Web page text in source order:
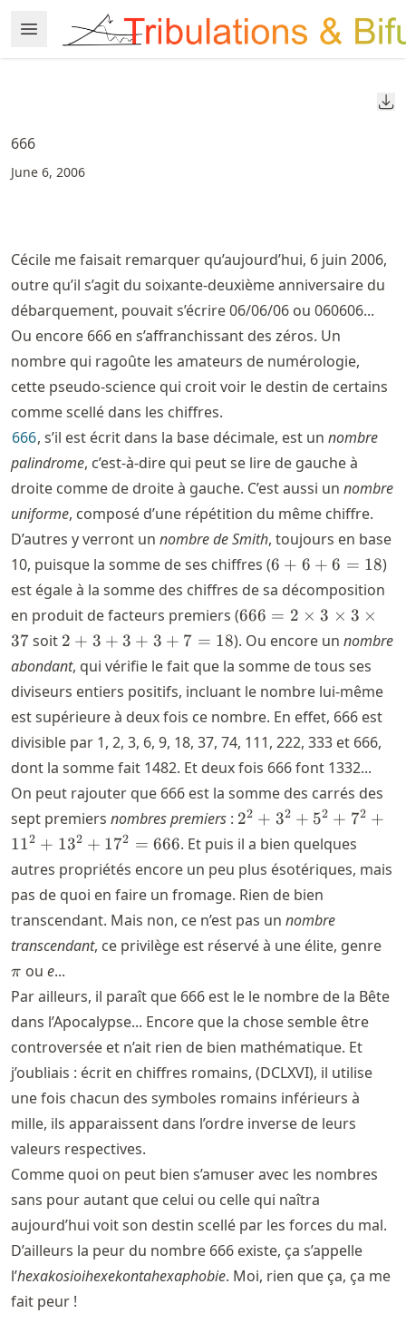
to
article
to
content
Open Menu
Made with MyST
666
June 6, 2006
Cécile me faisait remarquer qu’aujourd’hui, 6 juin 2006,
outre qu’il s’agit du soixante-deuxième anniversaire du
débarquement, pouvait s’écrire 06/06/06 ou 060606...
Ou encore 666 en s’affranchissant des zéros. Un
nombre qui ragoûte les amateurs de numérologie,
cette pseudo-science qui croit voir le destin de certains
comme scellé dans les chiffres.
666, s’il est écrit dans la base décimale, est un nombre
palindrome, c’est-à-dire qui peut se lire de gauche à
droite comme de droite à gauche. C’est aussi un nombre
uniforme, composé d’une répétition du même chiffre.
D’autres y verront un nombre de Smith, toujours en base
10, puisque la somme de ses chiffres (6+6+6
= 18
6 + 6 + 6 = 18)
est égale à la somme des chiffres de sa décomposition
en produit de facteurs premiers (666 =
2
3
\times
3
\times
37
666 = 2 × 3 × 3 ×
37soit 2+3+3+3+7
= 18
2 + 3 + 3 + 3 + 7 = 18). Ou encore unnombre
abondant, qui vérifie le fait que la somme de tous ses
diviseurs entiers positifs, incluant le nombre lui-même
est supérieure à deux fois ce nombre. En effet, 666 est
divisible par 1, 2, 3, 6, 9, 18, 37, 74, 111, 222, 333 et 666,
dont la somme fait 1482. Et deux fois 666 font 1332...
On peut rajouter que 666 est la somme des carrés des
sept premiers nombres premiers :
= 666
22 + 32 + 52 + 72 +
112 + 132 + 172 = 666. Et puis il a bien quelques
autres propriétés encore un peu plus ésotériques, mais
pas de quoi en faire un fromage. Rien de bien
transcendant. Mais non, ce n’est pas un nombre
transcendant, ce privilège est réservé à une élite, genre
π ou e...
Par ailleurs, il paraît que 666 est le le nombre de la Bête
dans l’Apocalypse... Encore que la chose semble être
controversée et n’ait rien de bien mathématique. Et
j’oubliais : écrit en chiffres romains, (DCLXVI), il utilise
une fois chacun des symboles romains inférieurs à
mille, ils apparaissent dans l’ordre inverse de leurs
valeurs respectives.
Comme quoi on peut bien s’amuser avec les nombres
sans pour autant que celui ou celle qui naîtra
aujourd’hui voit son destin scellé par les forces du mal.
D’ailleurs la peur du nombre 666 existe, ça s’appelle
l’hexakosioihexekontahexaphobie. Moi, rien que ça, ça me
fait peur !